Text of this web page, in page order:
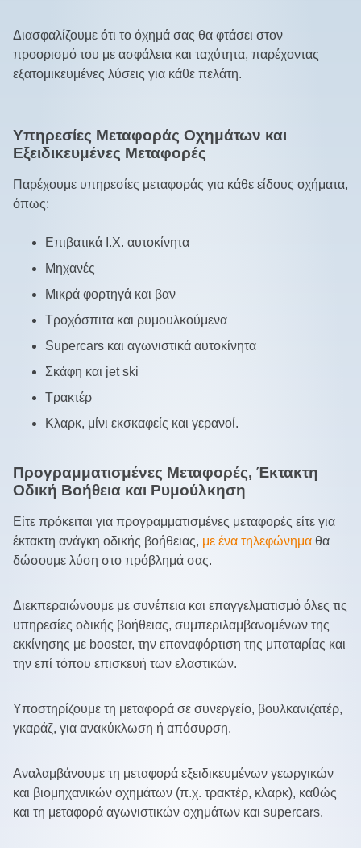
Διασφαλίζουμε ότι το όχημά σας θα φτάσει στον
προορισμό του με ασφάλεια και ταχύτητα, παρέχοντας
εξατομικευμένες λύσεις για κάθε πελάτη.
Υπηρεσίες Μεταφοράς Οχημάτων και
Εξειδικευμένες Μεταφορές
Παρέχουμε υπηρεσίες μεταφοράς για κάθε είδους οχήματα,
όπως:
Επιβατικά Ι.Χ. αυτοκίνητα
Μηχανές
Μικρά φορτηγά και βαν
Τροχόσπιτα και ρυμουλκούμενα
Supercars και αγωνιστικά αυτοκίνητα
Σκάφη και jet ski
Τρακτέρ
Κλαρκ, μίνι εκσκαφείς και γερανοί.
Προγραμματισμένες Μεταφορές, Έκτακτη
Οδική Βοήθεια και Ρυμούλκηση
Είτε πρόκειται για προγραμματισμένες μεταφορές είτε για
έκτακτη ανάγκη οδικής βοήθειας, με ένα τηλεφώνημα θα
δώσουμε λύση στο πρόβλημά σας.
Διεκπεραιώνουμε με συνέπεια και επαγγελματισμό όλες τις
υπηρεσίες οδικής βοήθειας, συμπεριλαμβανομένων της
εκκίνησης με booster, την επαναφόρτιση της μπαταρίας και
την επί τόπου επισκευή των ελαστικών.
Υποστηρίζουμε τη μεταφορά σε συνεργείο, βουλκανιζατέρ,
γκαράζ, για ανακύκλωση ή απόσυρση.
Αναλαμβάνουμε τη μεταφορά εξειδικευμένων γεωργικών
και βιομηχανικών οχημάτων (π.χ. τρακτέρ, κλαρκ), καθώς
και τη μεταφορά αγωνιστικών οχημάτων και supercars.